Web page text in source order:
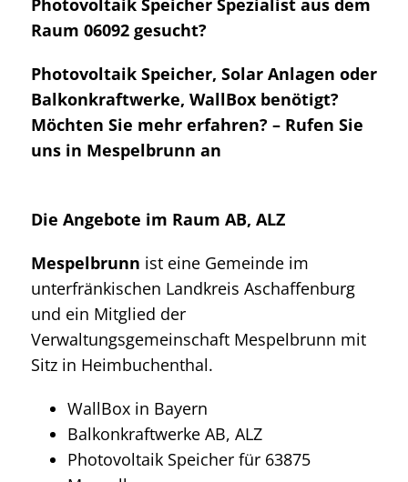
Photovoltaik Speicher Spezialist aus dem
Raum 06092 gesucht?
Photovoltaik Speicher, Solar Anlagen oder
Balkonkraftwerke, WallBox benötigt?
Möchten Sie mehr erfahren? – Rufen Sie
uns in Mespelbrunn an
Die Angebote im Raum AB, ALZ
Mespelbrunn ist eine Gemeinde im
unterfränkischen Landkreis Aschaffenburg
und ein Mitglied der
Verwaltungsgemeinschaft Mespelbrunn mit
Sitz in Heimbuchenthal.
WallBox in Bayern
Balkonkraftwerke AB, ALZ
Photovoltaik Speicher für 63875